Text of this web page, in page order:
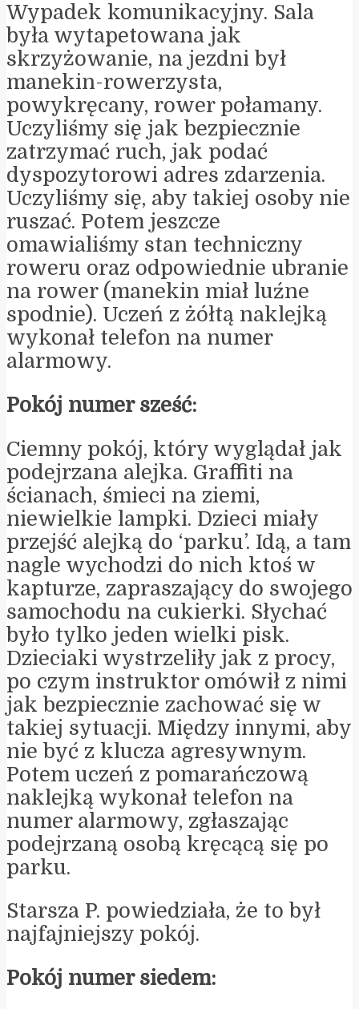
Wypadek komunikacyjny. Sala
była wytapetowana jak
skrzyżowanie, na jezdni był
manekin-rowerzysta,
powykręcany, rower połamany.
Uczyliśmy się jak bezpiecznie
zatrzymać ruch, jak podać
dyspozytorowi adres zdarzenia.
Uczyliśmy się, aby takiej osoby nie
ruszać. Potem jeszcze
omawialiśmy stan techniczny
roweru oraz odpowiednie ubranie
na rower (manekin miał luźne
spodnie). Uczeń z żółtą naklejką
wykonał telefon na numer
alarmowy.
Pokój numer sześć:
Ciemny pokój, który wyglądał jak
podejrzana alejka. Graffiti na
ścianach, śmieci na ziemi,
niewielkie lampki. Dzieci miały
przejść alejką do ‘parku’. Idą, a tam
nagle wychodzi do nich ktoś w
kapturze, zapraszający do swojego
samochodu na cukierki. Słychać
było tylko jeden wielki pisk.
Dzieciaki wystrzeliły jak z procy,
po czym instruktor omówił z nimi
jak bezpiecznie zachować się w
takiej sytuacji. Między innymi, aby
nie być z klucza agresywnym.
Potem uczeń z pomarańczową
naklejką wykonał telefon na
numer alarmowy, zgłaszając
podejrzaną osobą kręcącą się po
parku.
Starsza P. powiedziała, że to był
najfajniejszy pokój.
Pokój numer siedem: